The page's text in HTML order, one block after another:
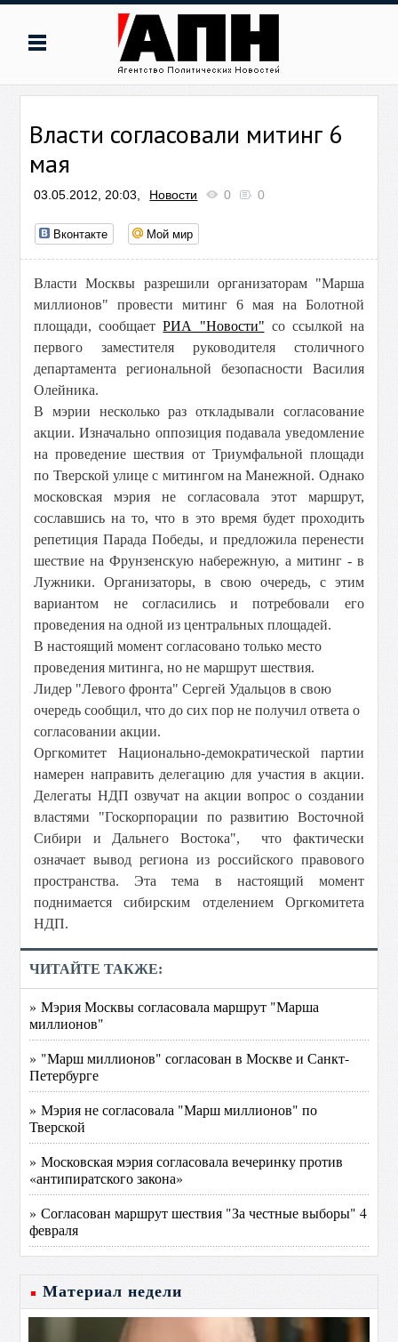
Власти согласовали митинг 6
мая
03.05.2012, 20:03, Новости 0 0
Вконтакте Мой мир
Власти Москвы разрешили организаторам "Марша
миллионов" провести митинг 6 мая на Болотной
площади, сообщаетРИА "Новости" со ссылкой на
первого заместителя руководителя столичного
департамента региональной безопасности Василия
Олейника.
В мэрии несколько раз откладывали согласование
акции. Изначально оппозиция подавала уведомление
на проведение шествия от Триумфальной площади
по Тверской улице с митингом на Манежной. Однако
московская мэрия не согласовала этот маршрут,
сославшись на то, что в это время будет проходить
репетиция Парада Победы, и предложила перенести
шествие на Фрунзенскую набережную, а митинг - в
Лужники. Организаторы, в свою очередь, с этим
вариантом не согласились и потребовали его
проведения на одной из центральных площадей.
В настоящий момент согласовано только место
проведения митинга, но не маршрут шествия.
Лидер "Левого фронта" Сергей Удальцов в свою
очередь сообщил, что до сих пор не получил ответа о
согласовании акции.
Оргкомитет Национально-демократической партии
намерен направить делегацию для участия в акции.
Делегаты НДП озвучат на акции вопрос о создании
властями "Госкорпорации по развитию Восточной
Сибири и Дальнего Востока", что фактически
означает вывод региона из российского правового
пространства. Эта тема в настоящий момент
поднимается сибирским отделением Оргкомитета
НДП.
ЧИТАЙТЕ ТАКЖЕ:
» Мэрия Москвы согласовала маршрут "Марша
миллионов"
» "Марш миллионов" согласован в Москве и Санкт-
Петербурге
» Мэрия не согласовала "Марш миллионов" по
Тверской
» Московская мэрия согласовала вечеринку против
«антипиратского закона»
» Согласован маршрут шествия "За честные выборы" 4
февраля
Материал недели